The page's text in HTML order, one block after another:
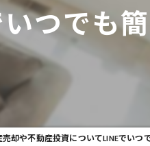
つでも
却や不動産投資についてLINEでい